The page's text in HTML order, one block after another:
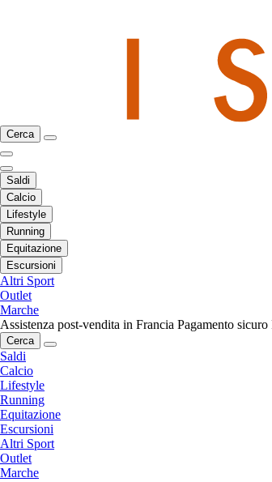
Cerca
Saldi
Calcio
Lifestyle
Running
Equitazione
Escursioni
Altri Sport
Outlet
Marche
Assistenza post-vendita in Francia Pagamento sicuro
Cerca
Saldi
Calcio
Lifestyle
Running
Equitazione
Escursioni
Altri Sport
Outlet
Marche